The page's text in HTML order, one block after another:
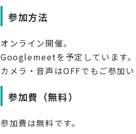
参加方法
オンライン開催。
Googlemeetを予定しています。
カメラ・音声はOFFでもご参加
参加費（無料）
参加費は無料です。